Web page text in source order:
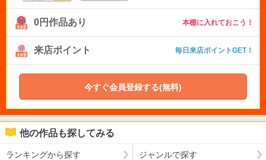
0円作品あり 本棚に入れておこう！
来店ポイント 毎日来店ポイントGET！
今すぐ会員登録する(無料)
他の作品も探してみる
ランキングから探す ジャンルで探す